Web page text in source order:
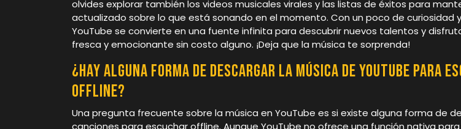
olvides explorar también los videos musicales virales y las listas de éxitos para
actualizado sobre lo que está sonando en el momento. Con un poco de curiosidad
YouTube se convierte en una fuente infinita para descubrir nuevos talentos y
fresca y emocionante sin costo alguno. ¡Deja que la música te sorprenda!
¿Hay alguna forma de descargar la música de YouTube para
offline?
Una pregunta frecuente sobre la música en YouTube es si existe alguna forma de
canciones para escuchar offline. Aunque YouTube no ofrece una función nativa